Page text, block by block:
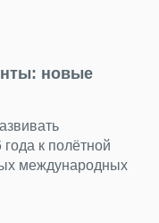
новые
к полётной
международных